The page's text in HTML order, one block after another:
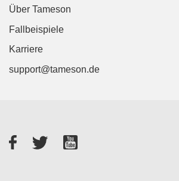
Über Tameson
Fallbeispiele
Karriere
support@tameson.de
FacebookTwitterYouTube